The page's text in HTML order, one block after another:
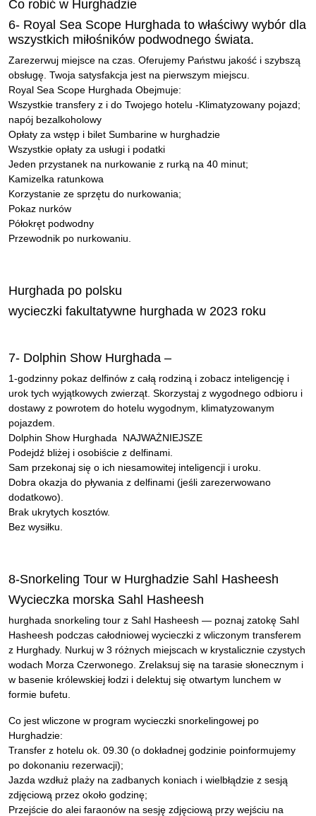
Co robić w Hurghadzie
6- Royal Sea Scope Hurghada to właściwy wybór dla
wszystkich miłośników podwodnego świata.
Zarezerwuj miejsce na czas. Oferujemy Państwu jakość i szybszą
obsługę. Twoja satysfakcja jest na pierwszym miejscu.
Royal Sea Scope Hurghada Obejmuje:
Wszystkie transfery z i do Twojego hotelu -Klimatyzowany pojazd;
napój bezalkoholowy
Opłaty za wstęp i bilet Sumbarine w hurghadzie
Wszystkie opłaty za usługi i podatki
Jeden przystanek na nurkowanie z rurką na 40 minut;
Kamizelka ratunkowa
Korzystanie ze sprzętu do nurkowania;
Pokaz nurków
Półokręt podwodny
Przewodnik po nurkowaniu.
Hurghada po polsku
wycieczki fakultatywne hurghada w 2023 roku
7- Dolphin Show Hurghada –
1-godzinny pokaz delfinów z całą rodziną i zobacz inteligencję i
urok tych wyjątkowych zwierząt. Skorzystaj z wygodnego odbioru i
dostawy z powrotem do hotelu wygodnym, klimatyzowanym
pojazdem.
Dolphin Show Hurghada NAJWAŻNIEJSZE
Podejdź bliżej i osobiście z delfinami.
Sam przekonaj się o ich niesamowitej inteligencji i uroku.
Dobra okazja do pływania z delfinami (jeśli zarezerwowano
dodatkowo).
Brak ukrytych kosztów.
Bez wysiłku.
8-Snorkeling Tour w Hurghadzie Sahl Hasheesh
Wycieczka morska Sahl Hasheesh
hurghada snorkeling tour z Sahl Hasheesh — poznaj zatokę Sahl
Hasheesh podczas całodniowej wycieczki z wliczonym transferem
z Hurghady. Nurkuj w 3 różnych miejscach w krystalicznie czystych
wodach Morza Czerwonego. Zrelaksuj się na tarasie słonecznym i
w basenie królewskiej łodzi i delektuj się otwartym lunchem w
formie bufetu.
Co jest wliczone w program wycieczki snorkelingowej po
Hurghadzie:
Transfer z hotelu ok. 09.30 (o dokładnej godzinie poinformujemy
po dokonaniu rezerwacji);
Jazda wzdłuż plaży na zadbanych koniach i wielbłądzie z sesją
zdjęciową przez około godzinę;
Przejście do alei faraonów na sesję zdjęciową przy wejściu na